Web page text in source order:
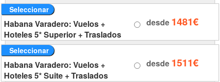
Seleccionar
Habana Varadero: Vuelos +
Hoteles 5* Superior + Traslados
desde 1481€
Seleccionar
Habana Varadero: Vuelos +
Hoteles 5* Suite + Traslados
desde 1511€